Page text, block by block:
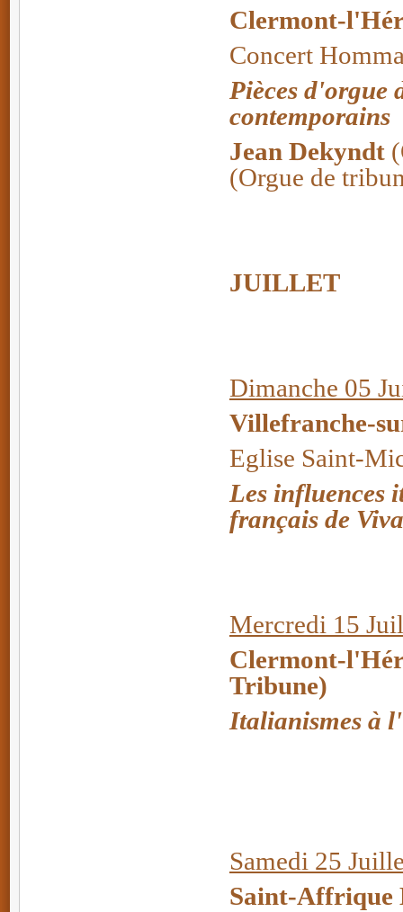
Clermont-
Concert
Pièces d'orgue
contemporains
Jean Dekyndt
(Orgue de
JUILLET
Dimanche 05
Villefranche-
Eglise Saint-
Les influences
français de
Mercredi 15
Clermont-
Tribune)
Italianismes à
Samedi 25
Saint-Affrique